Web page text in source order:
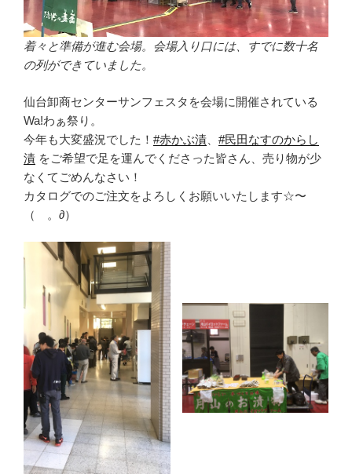
着々と準備が進む会場。会場入り口には、すでに数十名
の列ができていました。
仙台卸商センターサンフェスタを会場に開催されている
Wa!わぁ祭り。
今年も大変盛況でした！ #赤かぶ漬
#民田なすのからし
漬 をご希望で足を運んでくださった皆さん、売り物が少
なくてごめんなさい！
カタログでのご注文をよろしくお願いいたします☆〜
（ゝ。∂）